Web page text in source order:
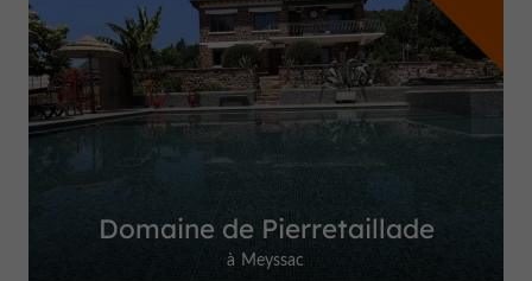
Domaine de Pierretaillade
à Meyssac